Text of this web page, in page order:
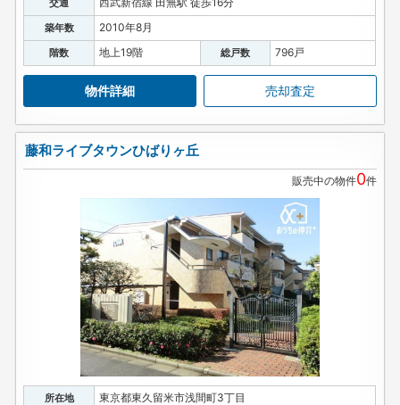
交通
築年数 2010年8月
階数 地上19階 総戸数 796戸
物件詳細 売却査定
藤和ライブタウンひばりヶ丘
販売中の物件0件
所在地 東京都東久留米市浅間町3丁目